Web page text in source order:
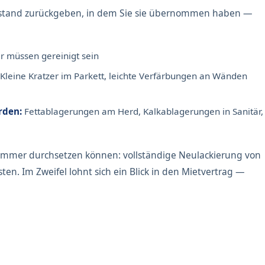
zurückgeben, in dem Sie sie übernommen haben —
müssen gereinigt sein
Kratzer im Parkett, leichte Verfärbungen an Wänden
Fettablagerungen am Herd, Kalkablagerungen in Sanitär,
durchsetzen können: vollständige Neulackierung von
Im Zweifel lohnt sich ein Blick in den Mietvertrag —